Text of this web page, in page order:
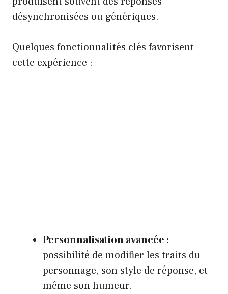
désynchronisées ou génériques.
Quelques fonctionnalités clés favorisent
cette expérience :
Personnalisation avancée :
possibilité de modifier les traits du
personnage, son style de réponse, et
même son humeur.